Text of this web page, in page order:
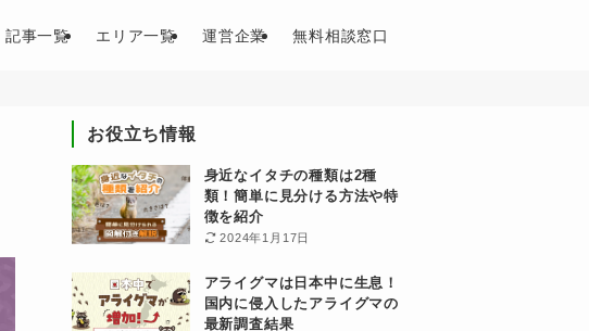
記事一覧 エリア一覧 運営企業 無料相談窓口
お役立ち情報
身近なイタチの種類は2種
類！簡単に見分ける方法や特
徴を紹介
2024年1月17日
アライグマは日本中に生息！
国内に侵入したアライグマの
最新調査結果